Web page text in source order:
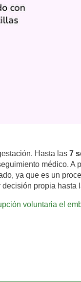
Hasta las 7
médico. A
ya que es un
propia hasta
voluntaria el